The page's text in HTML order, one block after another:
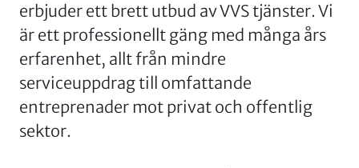
erbjuder ett brett utbud av VVS tjänster. Vi
är ett professionellt gäng med många års
erfarenhet, allt från mindre
serviceuppdrag till omfattande
entreprenader mot privat och offentlig
sektor.